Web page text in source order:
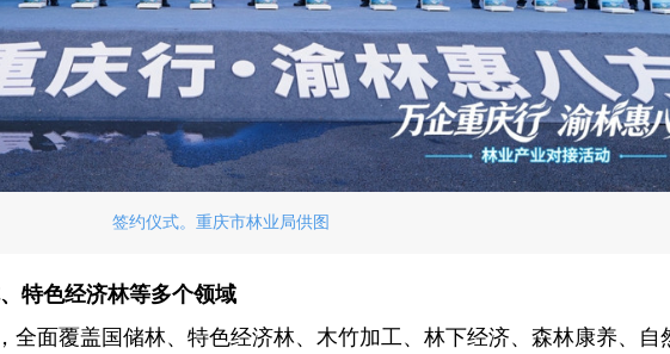
签约仪式。重庆市林业局供图
特色经济林等多个领域
全面覆盖国储林、特色经济林、木竹加工、林下经济、森林康养、自